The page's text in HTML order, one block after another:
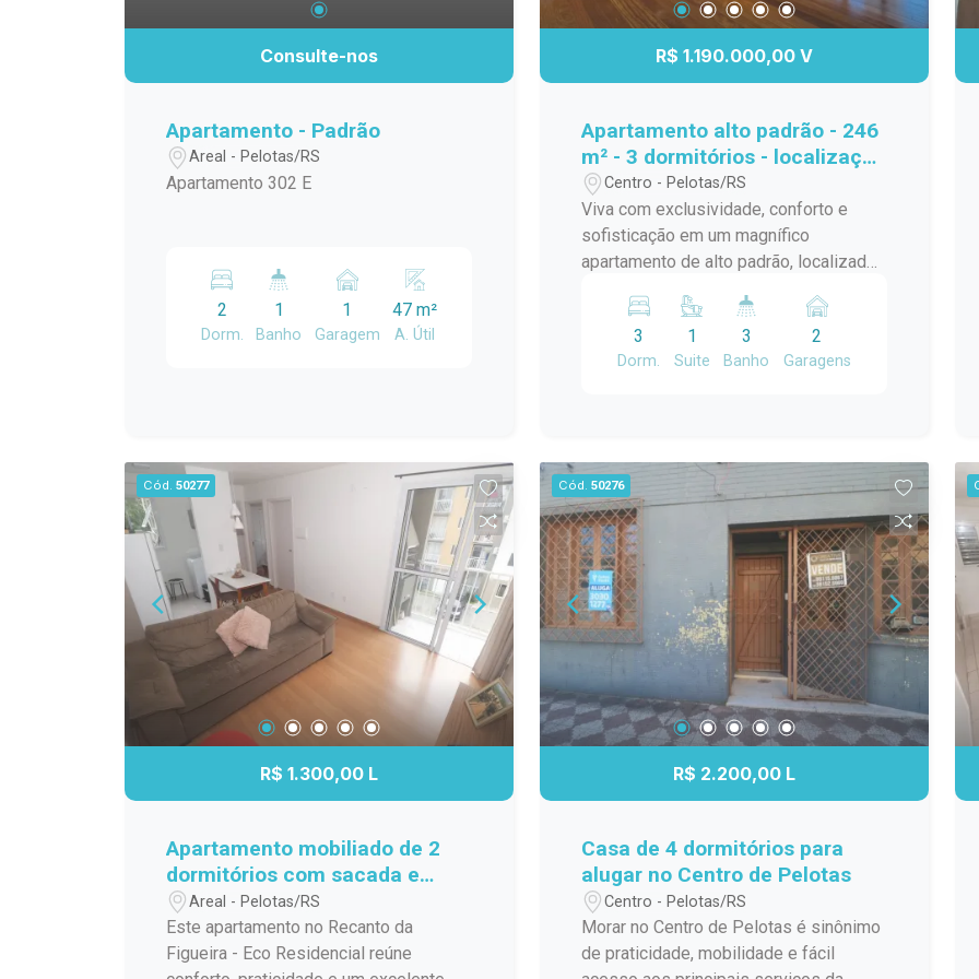
conhecer este apartamento, que reúne
conforto, praticidade e uma
infraestrutura completa em uma
excelente localização.
privilegiada e com grande potencial de
Terreno de 8,50 x 25 metros; Casa alta;
um dos bairros mais tranquilos de
Pelotas; Excelente oportunidade pelo
preço. Imóveis nesta localização, com
este tamanho de terreno e por este
informações e agende sua visita.
Consulte-nos
Apartamento - Padrão
Areal - Pelotas/RS
Apartamento 302 E
2
Dorm.
1
Banho
1
Garagem
47 m²
A. Útil
R$ 1.190.000,00 V
Apartamento alto padrão - 246
m² - 3 dormitórios - localização
Central.
Centro - Pelotas/RS
Viva com exclusividade, conforto e
sofisticação em um magnífico
apartamento de alto padrão, localizado
principais serviços, comércio e
conveniências da cidade. Com 246 m²
de área privativa, o imóvel oferece
vida em cada detalhe. Destaques do
imóvel: 3 dormitórios amplos; Living
espaçoso para vários ambientes; Sala
de jantar integrada; Cozinha funcional;
Área de serviço; Acabamentos de alto
padrão; Excelente posição solar;
Localização privilegiada no centro da
cidade. Um imóvel exclusivo, ideal para
quem busca amplitude, conforto e uma
localização estratégica, reunindo
elegância e praticidade em um único
descubra um novo conceito de morar
3
Dorm.
1
Suite
3
Banho
2
Garagens
Cód. 50277
R$ 1.300,00 L
Apartamento mobiliado de 2
dormitórios com sacada e
churrasqueira no Recanto da
Figueira
Areal - Pelotas/RS
Este apartamento no Recanto da
Figueira - Eco Residencial reúne
Cód. 50276
R$ 2.200,00 L
Casa de 4 dormitórios para
alugar no Centro de Pelotas
Centro - Pelotas/RS
Morar no Centro de Pelotas é sinônimo
de praticidade, mobilidade e fácil